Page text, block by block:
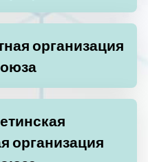
организация
организация